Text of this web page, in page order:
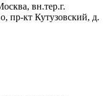
вн.тер.г.
пр-кт Кутузовский, д.